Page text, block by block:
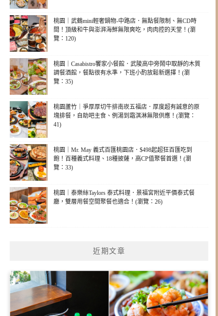
桃園｜武鶴mini輕奢鍋物-中路店．無點餐限制、無CD時
間！頂級和牛與澎湃海鮮無限爽吃，肉肉控的天堂！(瀏
覽：120)
桃園｜Casabistro饗家小餐館．武陵高中旁鬧中取靜的木質
調餐酒館，餐點很有水準，下班小酌放鬆新選擇！(瀏
覽：35)
桃園蘆竹｜爭厚厚切牛排南崁五福店．厚度超有誠意的原
塊排餐，自助吧主食、例湯到霜淇淋無限供應！(瀏覽：
41)
桃園｜Mr. May 義式百匯桃園店．$498起超狂百匯吃到
飽！百種義式料理、18種披薩，高CP值聚餐首選！(瀏
覽：33)
桃園｜泰樂絲Taylors 泰式料理．景福宮附近平價泰式餐
廳，雙層用餐空間聚餐也適合！(瀏覽：26)
近期文章